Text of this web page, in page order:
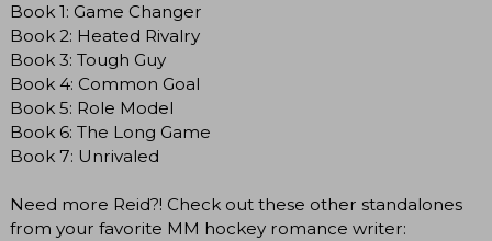
Book 1: Game Changer
Book 2: Heated Rivalry
Book 3: Tough Guy
Book 4: Common Goal
Book 5: Role Model
Book 6: The Long Game
Book 7: Unrivaled
Need more Reid?! Check out these other standalones
from your favorite MM hockey romance writer: